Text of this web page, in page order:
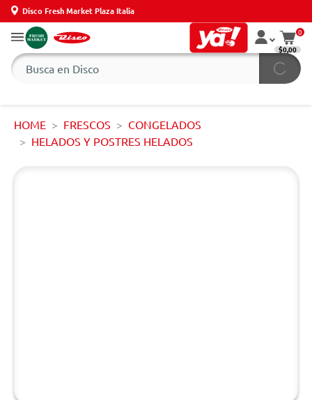
Disco Fresh Market Plaza Italia
0
$0,00
HOME FRESCOS
CONGELADOS
HELADOS Y POSTRES HELADOS